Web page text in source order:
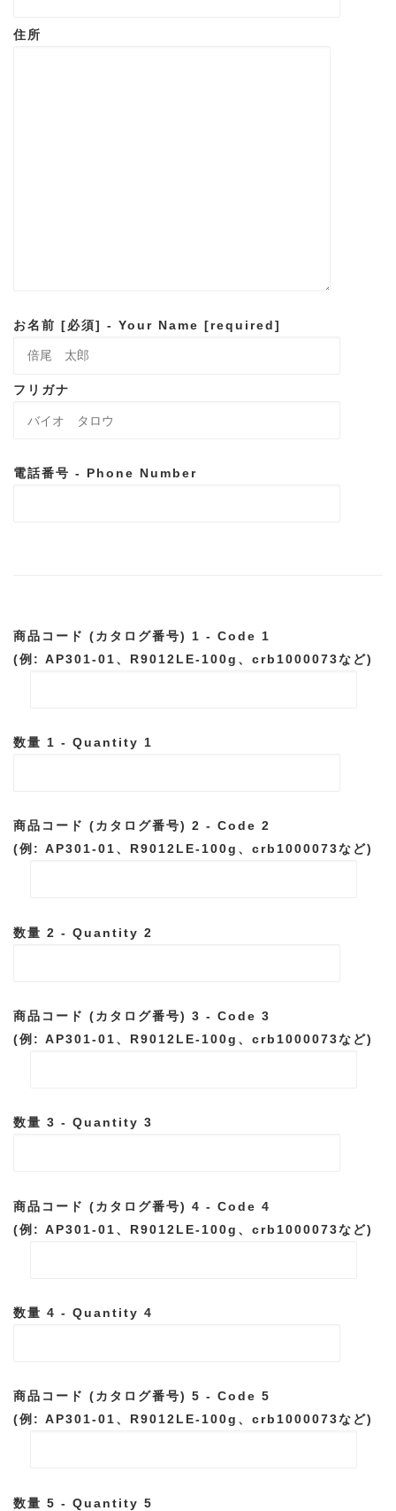
住所
お名前 [必須] - Your Name [required]
フリガナ
電話番号 - Phone Number
商品コード (カタログ番号) 1 - Code 1
(例: AP301-01、R9012LE-100g、crb1000073など)
数量 1 - Quantity 1
商品コード (カタログ番号) 2 - Code 2
(例: AP301-01、R9012LE-100g、crb1000073など)
数量 2 - Quantity 2
商品コード (カタログ番号) 3 - Code 3
(例: AP301-01、R9012LE-100g、crb1000073など)
数量 3 - Quantity 3
商品コード (カタログ番号) 4 - Code 4
(例: AP301-01、R9012LE-100g、crb1000073など)
数量 4 - Quantity 4
商品コード (カタログ番号) 5 - Code 5
(例: AP301-01、R9012LE-100g、crb1000073など)
数量 5 - Quantity 5